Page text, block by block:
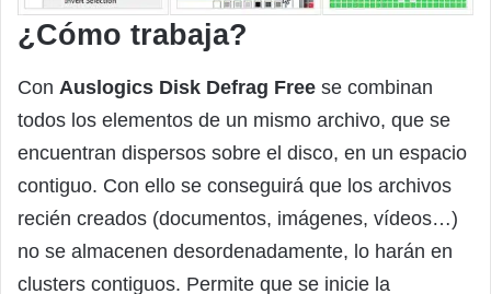
¿Cómo trabaja?
Con Auslogics Disk Defrag Free se combinan
todos los elementos de un mismo archivo, que se
encuentran dispersos sobre el disco, en un espacio
contiguo. Con ello se conseguirá que los archivos
recién creados (documentos, imágenes, vídeos…)
no se almacenen desordenadamente, lo harán en
clusters contiguos. Permite que se inicie la